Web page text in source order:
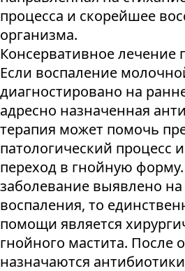
процесса и скорейшее
организма.
Консервативное лечение
Если воспаление
диагностировано на
адресно назначенная
терапия может помочь
патологический процесс
переход в гнойную
заболевание выявлено
воспаления, то
помощи является
гнойного мастита. После
назначаются